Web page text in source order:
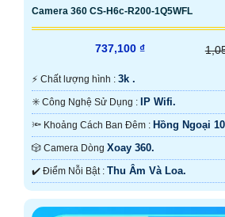
Camera 360 CS-H6c-R200-1Q5WFL
737,100 ₫
️⚡ Chất lượng hình : 3k .
✳️ Công Nghệ Sử Dụng : IP Wifi.
🔦 Khoảng Cách Ban Đêm : Hồng Ngoại
SMD.🎲 Camera Dòng Xoay 360.
️✔️ Điểm Nỗi Bật : Thu Âm Và Loa.